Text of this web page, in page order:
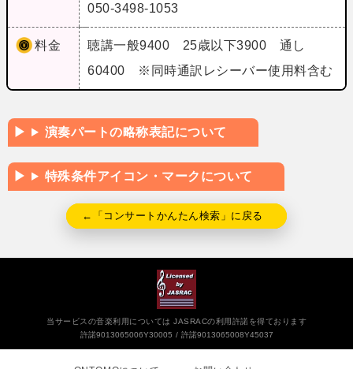
050-3498-1053
料金
聴講一般9400 25歳以下3900 通し
60400 ※同時通訳レシーバー使用料含む
演奏パートの略称表記について
特殊条件アイコン・マークについて
←「コンサートかんたん検索」に戻る
当サービスの音楽利用については JASRACの利用許諾を得ております
許諾9013065006Y30005
許諾9013065008Y45037